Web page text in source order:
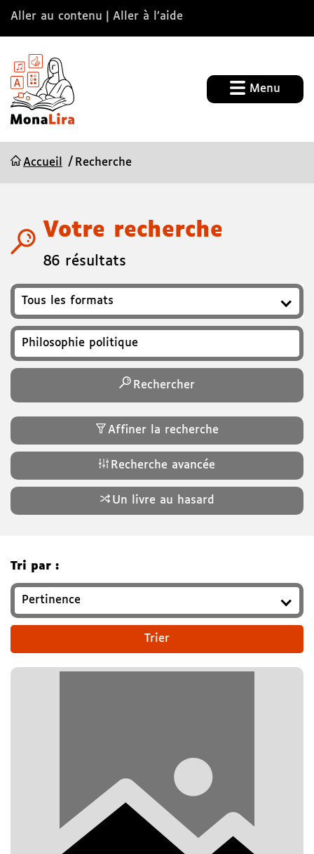
Aller au contenu Aller à l’aide
Menu
Accueil Recherche
Votre recherche
86 résultats
Format
Recherchez un titre, auteur, ISBN, genre…
Rechercher
Affiner la recherche
Recherche avancée
Un livre au hasard
Tri par :